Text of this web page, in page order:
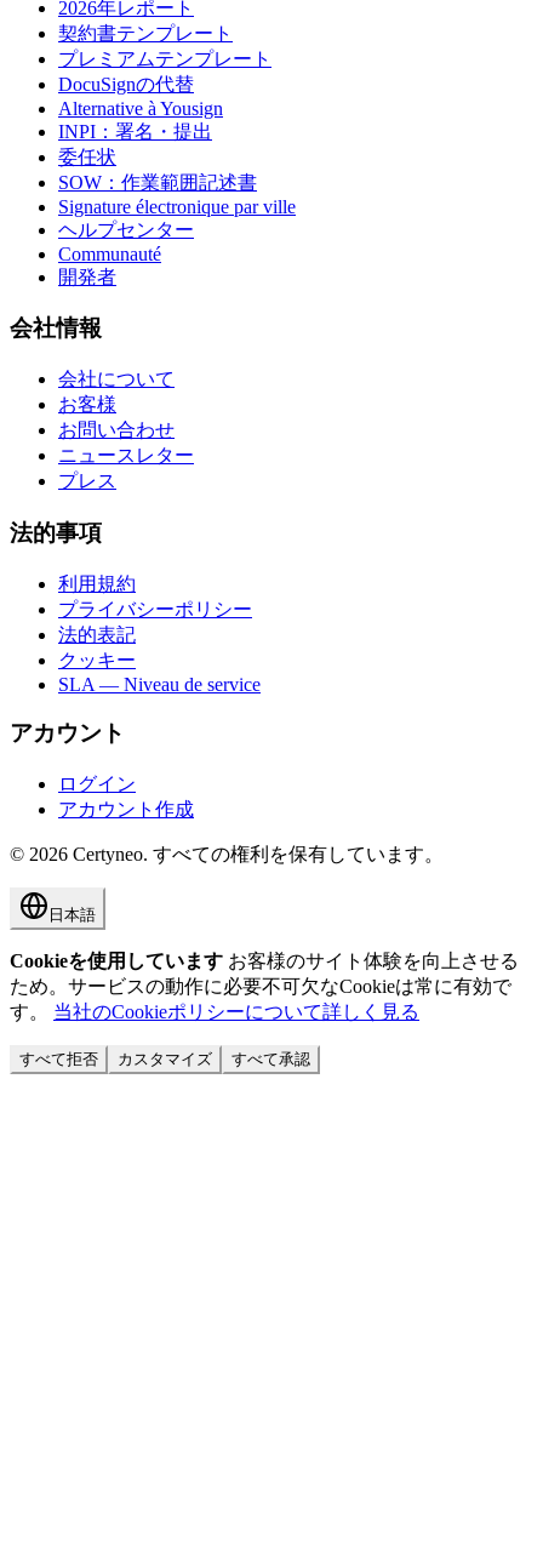
2026年レポート
契約書テンプレート
プレミアムテンプレート
DocuSignの代替
Alternative à Yousign
INPI：署名・提出
委任状
SOW：作業範囲記述書
Signature électronique par ville
ヘルプセンター
Communauté
開発者
会社情報
会社について
お客様
お問い合わせ
ニュースレター
プレス
法的事項
利用規約
プライバシーポリシー
法的表記
クッキー
SLA — Niveau de service
アカウント
ログイン
アカウント作成
© 2026 Certyneo. すべての権利を保有しています。
日本語
Cookieを使用しています お客様のサイト体験を向上させる
ため。サービスの動作に必要不可欠なCookieは常に有効で
す。
当社のCookieポリシーについて詳しく見る
すべて拒否 カスタマイズ すべて承認